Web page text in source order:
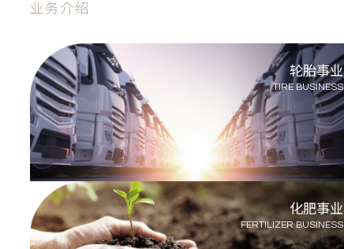
业务介绍
轮胎事业
TIRE BUSINESS
化肥事业
FERTILIZER BUSINESS